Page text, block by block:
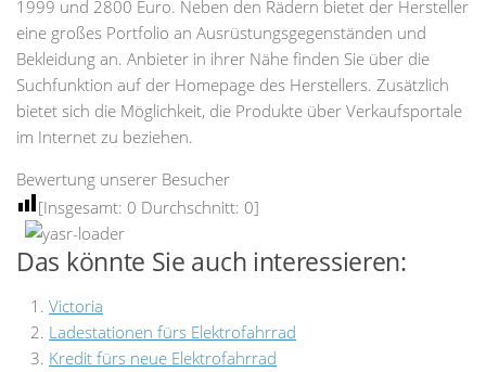
1999 und 2800 Euro. Neben den Rädern bietet der Hersteller
eine großes Portfolio an Ausrüstungsgegenständen und
Bekleidung an. Anbieter in ihrer Nähe finden Sie über die
Suchfunktion auf der Homepage des Herstellers. Zusätzlich
bietet sich die Möglichkeit, die Produkte über Verkaufsportale
im Internet zu beziehen.
Bewertung unserer Besucher
[Insgesamt: 0 Durchschnitt: 0]
Das könnte Sie auch interessieren:
Victoria
Ladestationen fürs Elektrofahrrad
Kredit fürs neue Elektrofahrrad